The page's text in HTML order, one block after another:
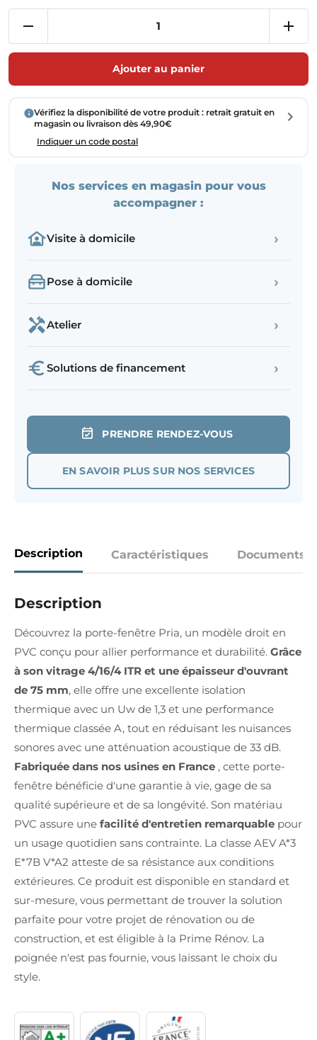
Ajouter au panier
Vérifiez la disponibilité de votre produit : retrait gratuit en
magasin ou livraison dès 49,90€
Indiquer un code postal
Nos services en magasin pour vous
accompagner :
Visite à domicile ›
Pose à domicile ›
Atelier ›
Solutions de financement ›
PRENDRE RENDEZ-VOUS
EN SAVOIR PLUS SUR NOS SERVICES
Description Caractéristiques Documents
Description
Découvrez la porte-fenêtre Pria, un modèle droit en
PVC conçu pour allier performance et durabilité. Grâce
à son vitrage 4/16/4 ITR et une épaisseur d'ouvrant
de 75 mm, elle offre une excellente isolation
thermique avec un Uw de 1,3 et une performance
thermique classée A, tout en réduisant les nuisances
sonores avec une atténuation acoustique de 33 dB.
Fabriquée dans nos usines en France , cette porte-
fenêtre bénéficie d'une garantie à vie, gage de sa
qualité supérieure et de sa longévité. Son matériau
PVC assure une facilité d'entretien remarquable pour
un usage quotidien sans contrainte. La classe AEV A*3
E*7B V*A2 atteste de sa résistance aux conditions
extérieures. Ce produit est disponible en standard et
sur-mesure, vous permettant de trouver la solution
parfaite pour votre projet de rénovation ou de
construction, et est éligible à la Prime Rénov. La
poignée n'est pas fournie, vous laissant le choix du
style.